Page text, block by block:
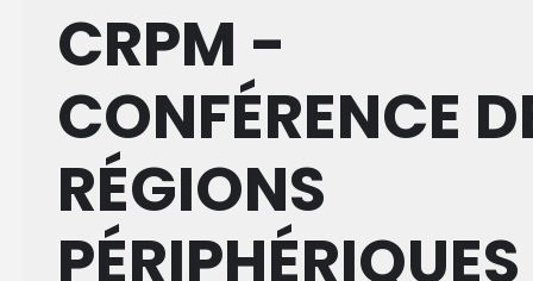
CRPM -
CONFÉRENCE
RÉGIONS
PÉRIPHÉRIQUES